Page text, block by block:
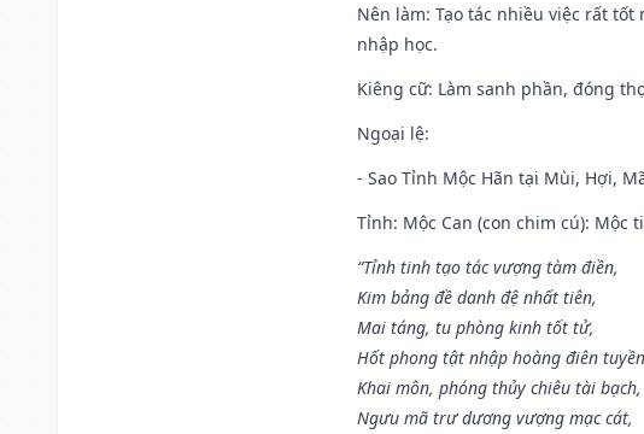
Nên làm: Tạo tác nhiều việc rất
nhập học.
Kiêng cữ: Làm sanh phần, đóng
Ngoại lệ:
- Sao Tỉnh Mộc Hãn tại Mùi, Hợi,
Tỉnh: Mộc Can (con chim cú):
“Tỉnh tinh tạo tác vượng tàm điền,
Kim bảng đề danh đệ nhất tiên,
Mai táng, tu phòng kinh tốt tử,
Hốt phong tật nhập hoàng điên tuyền
Khai môn, phóng thủy chiêu tài bạch,
Ngưu mã trư dương vượng mạc cát,